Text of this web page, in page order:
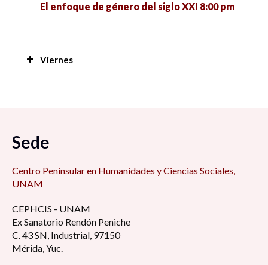
El enfoque de género del siglo XXI 8:00 pm
Viernes
Foro de Modelo de administración estratégica
regreso a las aulas ¿Qué hacer con la
virtualidad? 8:30 am
La perspectiva estudiantil universitaria en
Sede
Centro Peninsular en Humanidades y Ciencias Sociales,
UNAM
CEPHCIS - UNAM
Ex Sanatorio Rendón Peniche
C. 43 SN, Industrial, 97150
Mérida, Yuc.